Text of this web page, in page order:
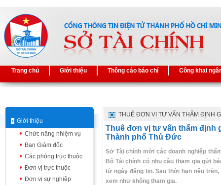
Trang chủ Giới thiệu Thông cáo báo chí Công khai
Giới thiệu
Chức năng nhiệm vụ
Ban Giám đốc
Các phòng trực thuộc
Đơn vị trực thuộc
Đơn vị sự nghiệp
THUÊ ĐƠN VỊ TƯ VẤN THẨM ĐỊNH
Thuê đơn vị tư vấn thẩm định
Thành phố Thủ Đức
Sở Tài chính mời các doanh nghiệp
Bộ Tài chính có nhu cầu tham gia gửi
từ ngày đăng tin. Sau thời hạn nêu
xem như không tham gia.